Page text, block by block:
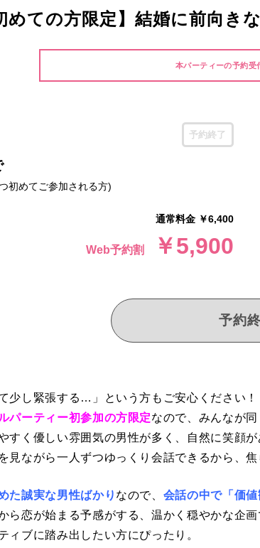
めての方限定】結婚に前向き
本パーティーの予約受
予約終了
初めてご参加される方)
通常料金 ￥6,400
Web予約割 ￥5,900
予約
少し緊張する…」という方もご安心ください！
パーティー初参加の方限定なので、みんなが同
すく優しい雰囲気の男性が多く、自然に笑顔が
見ながら一人ずつゆっくり会話できるから、
た誠実な男性ばかり なので、 会話の中で「価
ら恋が始まる予感がする、温かく穏やかな企画
ィブに踏み出したい方にぴったり。